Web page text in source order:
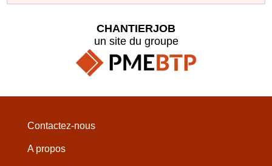
CHANTIERJOB
un site du groupe
Contactez-nous
A propos